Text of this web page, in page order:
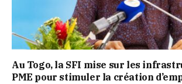
Au Togo, la SFI mise sur les
PME pour stimuler la création